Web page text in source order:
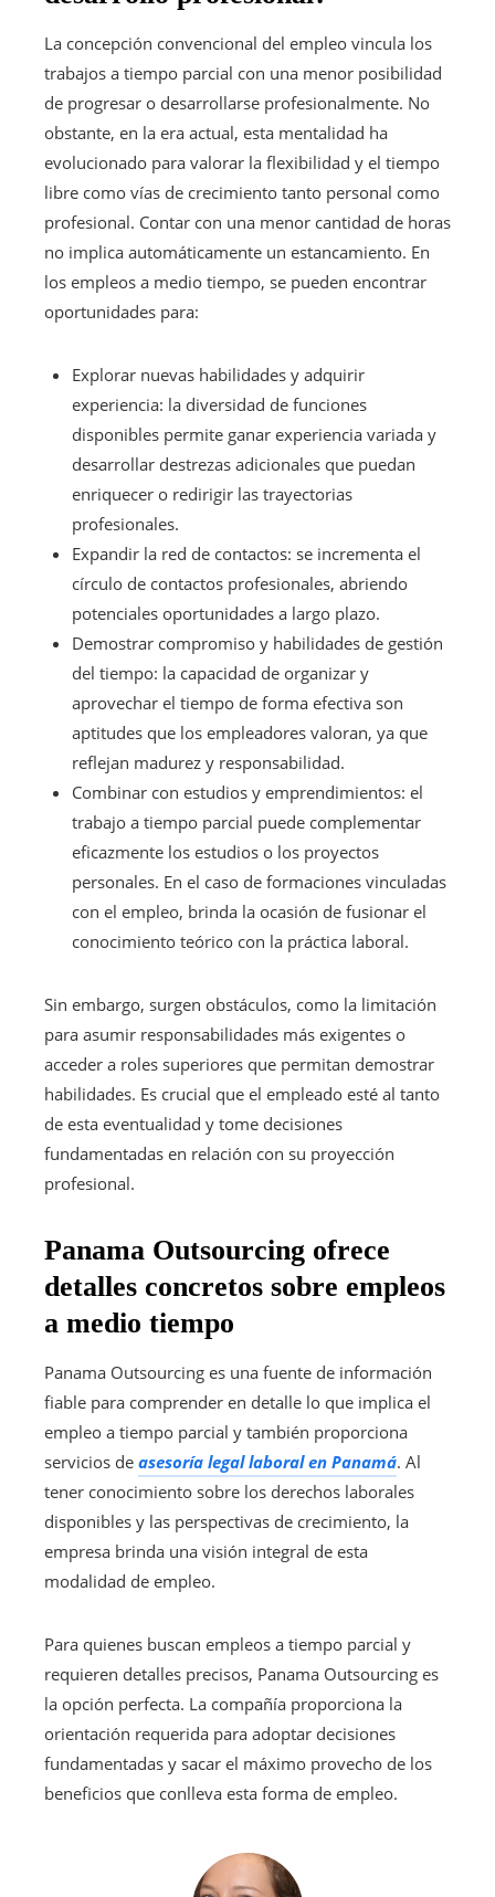
La concepción convencional del empleo vincula los
trabajos a tiempo parcial con una menor posibilidad
de progresar o desarrollarse profesionalmente. No
obstante, en la era actual, esta mentalidad ha
evolucionado para valorar la flexibilidad y el tiempo
libre como vías de crecimiento tanto personal como
profesional. Contar con una menor cantidad de horas
no implica automáticamente un estancamiento. En
los empleos a medio tiempo, se pueden encontrar
oportunidades para:
Explorar nuevas habilidades y adquirir
experiencia: la diversidad de funciones
disponibles permite ganar experiencia variada y
desarrollar destrezas adicionales que puedan
enriquecer o redirigir las trayectorias
profesionales.
Expandir la red de contactos: se incrementa el
círculo de contactos profesionales, abriendo
potenciales oportunidades a largo plazo.
Demostrar compromiso y habilidades de gestión
del tiempo: la capacidad de organizar y
aprovechar el tiempo de forma efectiva son
aptitudes que los empleadores valoran, ya que
reflejan madurez y responsabilidad.
Combinar con estudios y emprendimientos: el
trabajo a tiempo parcial puede complementar
eficazmente los estudios o los proyectos
personales. En el caso de formaciones vinculadas
con el empleo, brinda la ocasión de fusionar el
conocimiento teórico con la práctica laboral.
Sin embargo, surgen obstáculos, como la limitación
para asumir responsabilidades más exigentes o
acceder a roles superiores que permitan demostrar
habilidades. Es crucial que el empleado esté al tanto
de esta eventualidad y tome decisiones
fundamentadas en relación con su proyección
profesional.
Panama Outsourcing ofrece
detalles concretos sobre empleos
a medio tiempo
Panama Outsourcing es una fuente de información
fiable para comprender en detalle lo que implica el
empleo a tiempo parcial y también proporciona
servicios de asesoría legal laboral en Panamá. Al
tener conocimiento sobre los derechos laborales
disponibles y las perspectivas de crecimiento, la
empresa brinda una visión integral de esta
modalidad de empleo.
Para quienes buscan empleos a tiempo parcial y
requieren detalles precisos, Panama Outsourcing es
la opción perfecta. La compañía proporciona la
orientación requerida para adoptar decisiones
fundamentadas y sacar el máximo provecho de los
beneficios que conlleva esta forma de empleo.